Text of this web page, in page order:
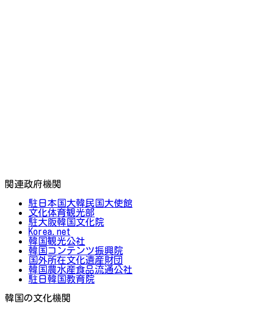
関連政府機関
駐日本国大韓民国大使館
文化体育観光部
駐大阪韓国文化院
Korea.net
韓国観光公社
韓国コンテンツ振興院
国外所在文化遺産財団
韓国農水産食品流通公社
駐日韓国教育院
韓国の文化機関